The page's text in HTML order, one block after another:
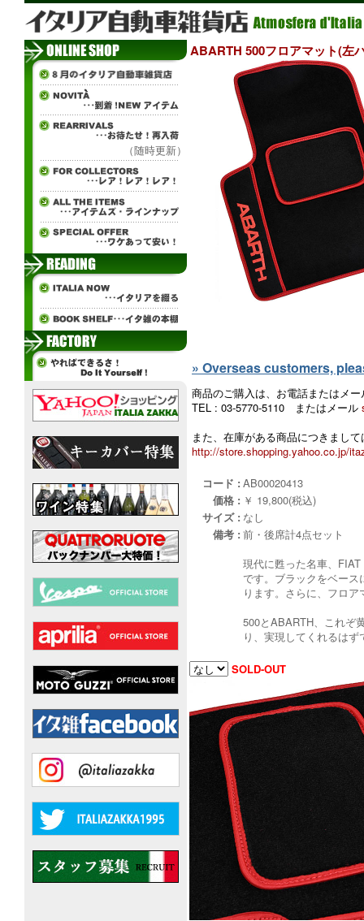
（随時更新）
ABARTH 500フロアマット(左
» Overseas customers,
商品のご購入は、お電話またはメ
TEL : 03-5770-5110 またはメール
また、在庫がある商品につきまし
http://store.shopping.yahoo.co.jp/
コード : AB00020413
価格 : ￥ 19,800(税込)
サイズ : なし
備考 : 前・後席計4点セット
現代に甦った名車、
です。ブラックをベー
ります。さらに、フロ
500とABARTH、これぞ
り、実現してくれるは
SOLD-OUT